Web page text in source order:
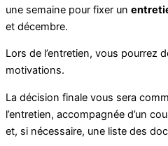
une semaine pour fixer un
et décembre.
Lors de l’entretien, vous pourrez
motivations.
La décision finale vous sera
l’entretien, accompagnée d’un
et, si nécessaire, une liste des